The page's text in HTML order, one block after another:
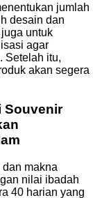
jumlah
desain dan
untuk
agar
Setelah itu,
akan segera
Souvenir
makna
nilai ibadah
40 harian yang